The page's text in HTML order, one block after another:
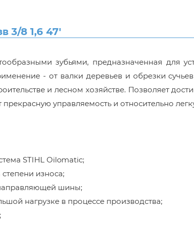
3/8 1,6 47'
зубьями, предназначенная для
- от валки деревьев и обрезки
и лесном хозяйстве. Позволяет
управляемость и относительно
STIHL Oilomatic;
износа;
шины;
нагрузке в процессе производства;